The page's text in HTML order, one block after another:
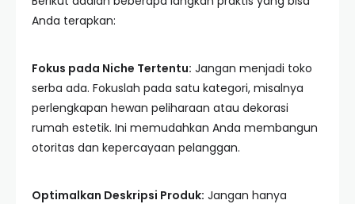
Anda terapkan:
Fokus pada Niche Tertentu: Jangan menjadi toko
serba ada. Fokuslah pada satu kategori, misalnya
perlengkapan hewan peliharaan atau dekorasi
rumah estetik. Ini memudahkan Anda membangun
otoritas dan kepercayaan pelanggan.
Optimalkan Deskripsi Produk: Jangan hanya